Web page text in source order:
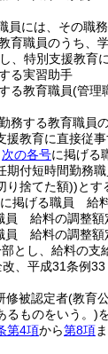
員には、その職
育職員のうち、
、特別支援教育
る実習助手
る教育職員(管理
務する教育職員
援教育に直接従
次の各号に掲げる
期付短時間勤務職
り捨てた額))とす
に掲げる職員 給
員 給料の調整額
員 給料の調整額
とし、給料の支
、平成31条例
修被認定者(教育
るものをいう。)
第4項から第8項